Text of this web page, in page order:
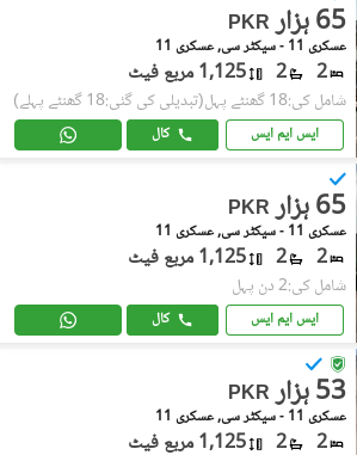
PKR 65 ہزار
عسکری 11 - سیکٹر سی, عسکری 11
2
2 1,125 مربع فیٹ
شامل کی:18 گھنٹے پہل (تبدیلی کی گئی:18 گھنٹے پہلے)
ایس ایم ایس کال
PKR 65 ہزار
عسکری 11 - سیکٹر سی, عسکری 11
2
2 1,125 مربع فیٹ
شامل کی:2 دن پہل
ایس ایم ایس کال
PKR 53 ہزار
عسکری 11 - سیکٹر سی, عسکری 11
2
2 1,125 مربع فیٹ